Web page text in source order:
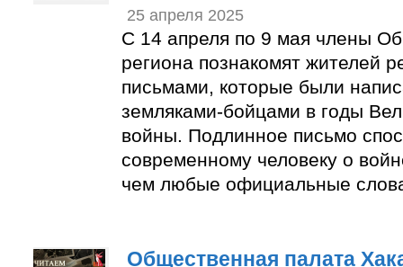
25 апреля 2025
С 14 апреля по 9 мая члены
региона познакомят жителей
письмами, которые были
земляками-бойцами в годы
войны. Подлинное письмо
современному человеку о
чем любые официальные
Общественная палата